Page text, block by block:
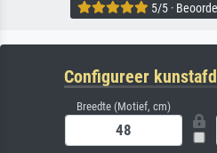
5/5 ·
Configureer
Breedte (Motief, cm)